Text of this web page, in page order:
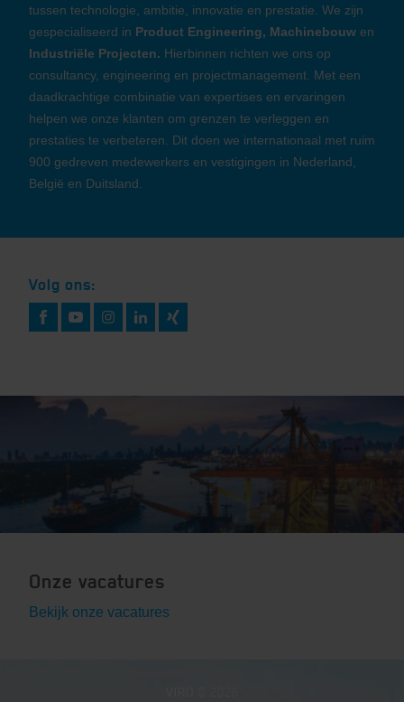
tussen technologie, ambitie, innovatie en prestatie. We zijn
gespecialiseerd in Product Engineering, Machinebouw en
Industriële Projecten. Hierbinnen richten we ons op
consultancy, engineering en projectmanagement. Met een
daadkrachtige combinatie van expertises en ervaringen
helpen we onze klanten om grenzen te verleggen en
prestaties te verbeteren. Dit doen we internationaal met ruim
900 gedreven medewerkers en vestigingen in Nederland,
België en Duitsland.
Volg ons:
Onze vacatures
Bekijk onze vacatures